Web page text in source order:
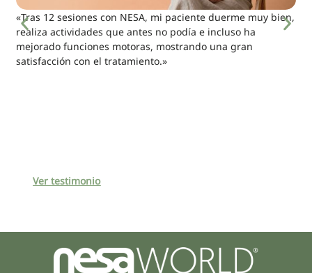
«Tras 12 sesiones con NESA, mi paciente duerme muy bien,
realiza actividades que antes no podía e incluso ha
mejorado funciones motoras, mostrando una gran
satisfacción con el tratamiento.»
Ver testimonio